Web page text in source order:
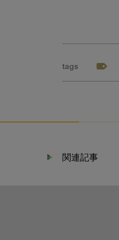
tags
関連記事